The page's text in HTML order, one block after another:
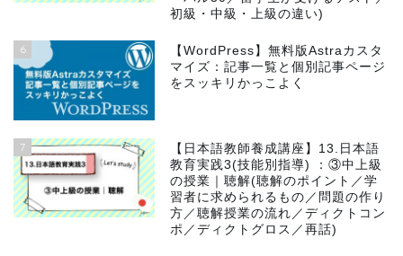
初級・中級・上級の違い)
6
【WordPress】無料版Astraカスタ
マイズ：記事一覧と個別記事ページ
をスッキリかっこよく
7
【日本語教師養成講座】13.日本語
教育実践3(技能別指導) ：③中上級
の授業｜聴解(聴解のポイント／学
習者に求められるもの／問題の作り
方／聴解授業の流れ／ディクトコン
ポ／ディクトグロス／再話)